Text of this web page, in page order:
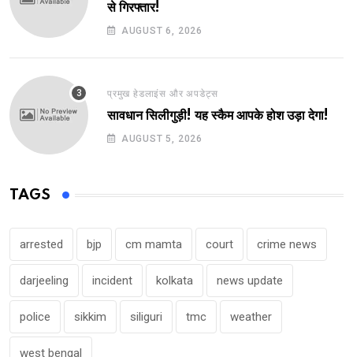
से गिरफ्तार!
AUGUST 6, 2026
प्रमुख हेडलाइंस और अपडेट्स
सावधान सिलीगुड़ी! यह स्कैम आपके होश उड़ा देगा!
AUGUST 5, 2026
TAGS
arrested bjp cm mamta court crime news
darjeeling incident kolkata news update
police sikkim siliguri tmc weather
west bengal